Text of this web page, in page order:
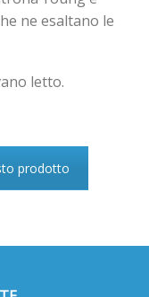
ne esaltano le
letto.
prodotto